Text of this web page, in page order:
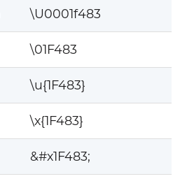
\U0001f483
\01F483
\u{1F483}
\x{1F483}
&#x1F483;